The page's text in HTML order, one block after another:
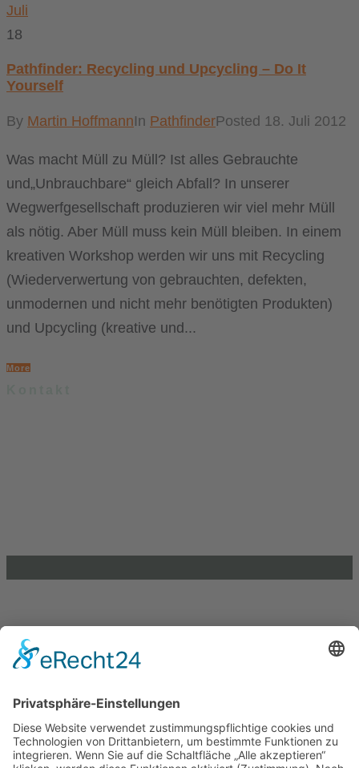
Juli
18
Pathfinder: Recycling und Upcycling – Do It
Yourself
By Martin HoffmannIn PathfinderPosted 18. Juli 2012
Was macht Müll zu Müll? Ist alles Gebrauchte
und„Unbrauchbare“ gleich Abfall? In unserer
Wegwerfgesellschaft produzieren wir viel mehr Müll
als nötig. Aber Müll muss kein Müll bleiben. In einem
kreativen Workshop werden wir uns mit Recycling
(Wiederverwertung von gebrauchten, defekten,
unmodernen und nicht mehr benötigten Produkten)
und Upcycling (kreative und...
More
Unterstütze die .lkj) Sachsen-Anhalt durch deine
Online-Einkäufe. Ganz ohne Mehrkosten.